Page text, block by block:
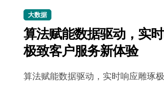
技术赋能：构建高效实
Go语言赋能大数据：实
数据引擎科技赋能：实
大数据
算法赋能数据驱动，实
极致客户服务新体验
算法赋能数据驱动，实时响应雕琢